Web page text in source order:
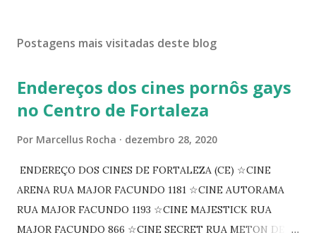
Postagens mais visitadas deste blog
Endereços dos cines pornôs gays
no Centro de Fortaleza
Por Marcellus Rocha dezembro 28, 2020
ENDEREÇO DOS CINES DE FORTALEZA (CE) ☆CINE
ARENA RUA MAJOR FACUNDO 1181 ☆CINE AUTORAMA
RUA MAJOR FACUNDO 1193 ☆CINE MAJESTICK RUA
MAJOR FACUNDO 866 ☆CINE SECRET RUA METON DE